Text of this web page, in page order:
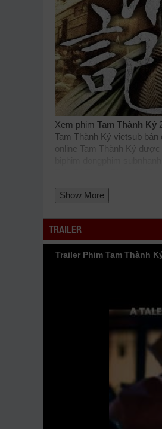
Xem phim Tam Thành Ký
Tam Thành Ký vietsub
online Tam Thành Ký
phimonline animehay
đề Vietsub nhanh nhất,
FullHD mới nhất. Mời các
Show More
TRAILER
Trailer Phim Tam Thành